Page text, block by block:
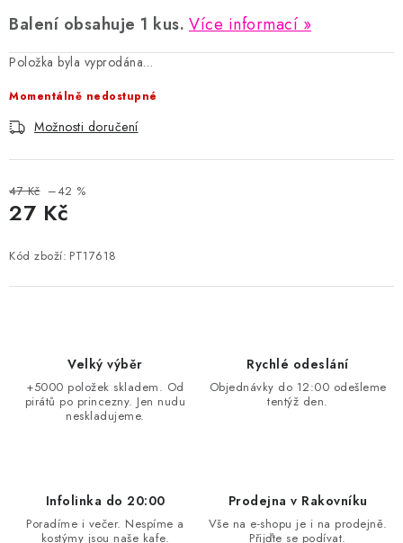
Balení obsahuje 1 kus. Více informací
Položka byla vyprodána…
Momentálně nedostupné
Možnosti doručení
47 Kč –42 %
27 Kč
Kód zboží: PT17618
Velký výběr
+5000 položek skladem. Od
pirátů po princezny. Jen nudu
neskladujeme.
Rychlé odeslání
Objednávky do 12:00 odešleme
tentýž den.
Infolinka do 20:00
Poradíme i večer. Nespíme a
kostýmy jsou naše kafe.
Prodejna v Rakovníku
Vše na e-shopu je i na prodejně.
Přijďte se podívat.